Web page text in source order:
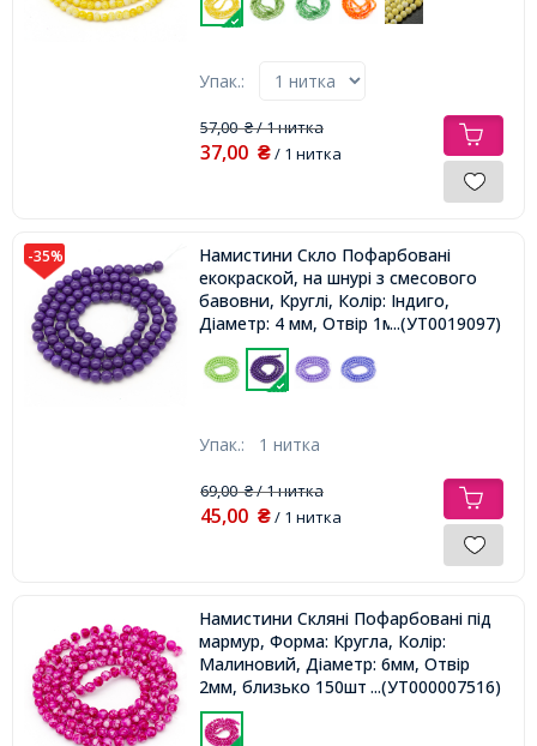
Упак.:
57,00₴/ 1 нитка
37,00 ₴/ 1 нитка
-35%
Намистини Скло Пофарбовані
екокраской, на шнурі з смесового
бавовни, Круглі, Колір: Індиго,
Діаметр: 4 мм, Отвір 1мм, близько
100шт/41см/нитка,
...(УТ0019097)
Упак.: 1 нитка
69,00₴/ 1 нитка
45,00 ₴/ 1 нитка
Намистини Скляні Пофарбовані під
мармур, Форма: Кругла, Колір:
Малиновий, Діаметр: 6мм, Отвір
2мм, близько 150шт / нитка,
близько 150шт / 90см / нитка,
...(УТ000007516)